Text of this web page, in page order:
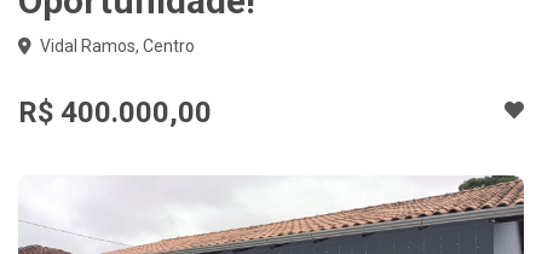
Vidal Ramos, Centro
R$ 400.000,00